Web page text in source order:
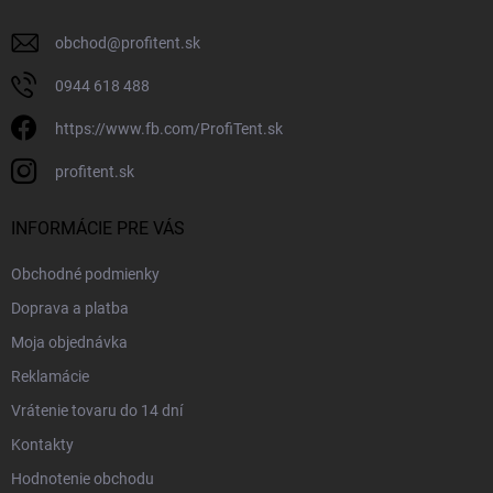
obchod@profitent.sk
0944 618 488
https://www.fb.com/ProfiTent.sk
profitent.sk
INFORMÁCIE PRE VÁS
Obchodné podmienky
Doprava a platba
Moja objednávka
Reklamácie
Vrátenie tovaru do 14 dní
Kontakty
Hodnotenie obchodu